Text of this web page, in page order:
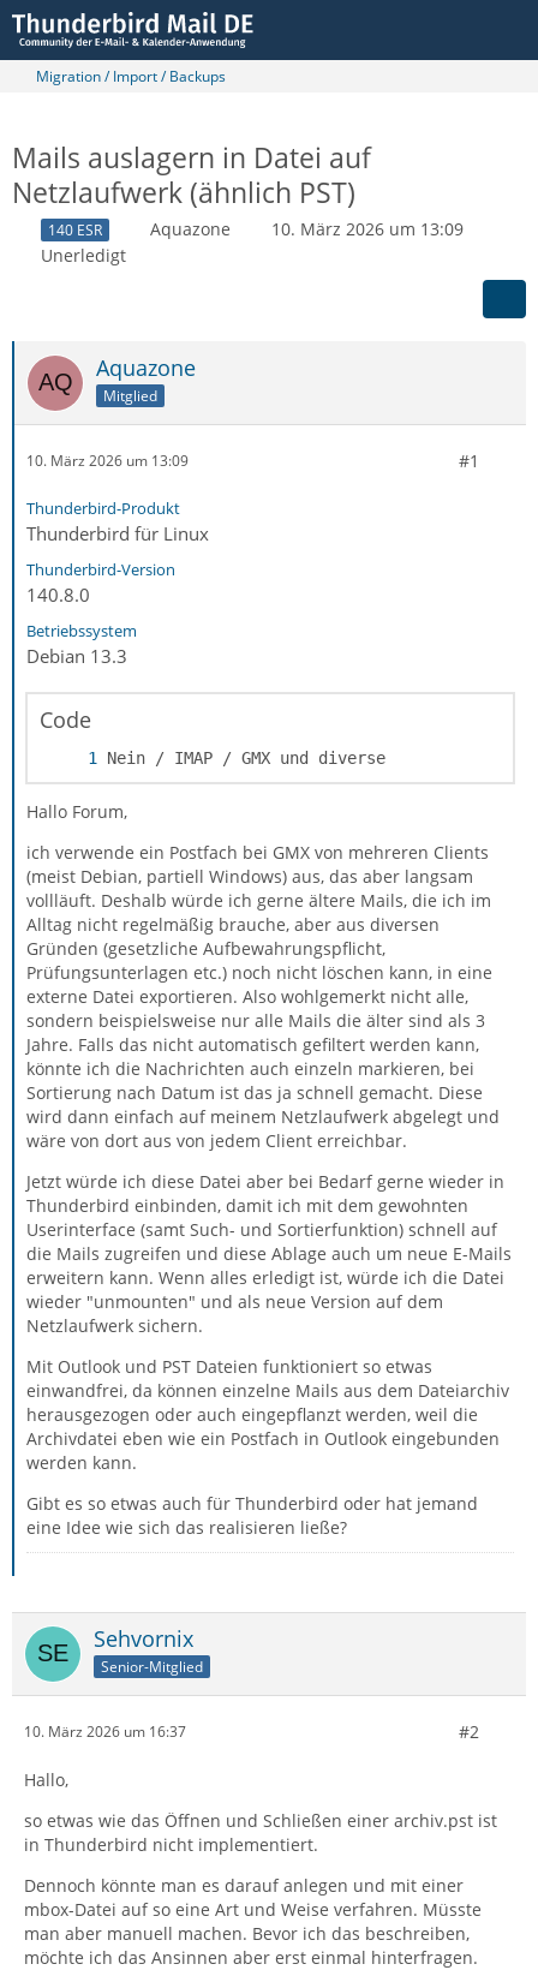
Migration / Import / Backups
Mails auslagern in Datei auf
Netzlaufwerk (ähnlich PST)
140 ESR Aquazone
10. März 2026 um 13:09
Unerledigt
Aquazone
Mitglied
10. März 2026 um 13:09 #1
Thunderbird-Produkt
Thunderbird für Linux
Thunderbird-Version
140.8.0
Betriebssystem
Debian 13.3
Code
Nein / IMAP / GMX und diverse
Hallo Forum,
ich verwende ein Postfach bei GMX von mehreren Clients
(meist Debian, partiell Windows) aus, das aber langsam
vollläuft. Deshalb würde ich gerne ältere Mails, die ich im
Alltag nicht regelmäßig brauche, aber aus diversen
Gründen (gesetzliche Aufbewahrungspflicht,
Prüfungsunterlagen etc.) noch nicht löschen kann, in eine
externe Datei exportieren. Also wohlgemerkt nicht alle,
sondern beispielsweise nur alle Mails die älter sind als 3
Jahre. Falls das nicht automatisch gefiltert werden kann,
könnte ich die Nachrichten auch einzeln markieren, bei
Sortierung nach Datum ist das ja schnell gemacht. Diese
wird dann einfach auf meinem Netzlaufwerk abgelegt und
wäre von dort aus von jedem Client erreichbar.
Jetzt würde ich diese Datei aber bei Bedarf gerne wieder in
Thunderbird einbinden, damit ich mit dem gewohnten
Userinterface (samt Such- und Sortierfunktion) schnell auf
die Mails zugreifen und diese Ablage auch um neue E-Mails
erweitern kann. Wenn alles erledigt ist, würde ich die Datei
wieder "unmounten" und als neue Version auf dem
Netzlaufwerk sichern.
Mit Outlook und PST Dateien funktioniert so etwas
einwandfrei, da können einzelne Mails aus dem Dateiarchiv
herausgezogen oder auch eingepflanzt werden, weil die
Archivdatei eben wie ein Postfach in Outlook eingebunden
werden kann.
Gibt es so etwas auch für Thunderbird oder hat jemand
eine Idee wie sich das realisieren ließe?
Sehvornix
Senior-Mitglied
10. März 2026 um 16:37 #2
Hallo,
so etwas wie das Öffnen und Schließen einer archiv.pst ist
in Thunderbird nicht implementiert.
Dennoch könnte man es darauf anlegen und mit einer
mbox-Datei auf so eine Art und Weise verfahren. Müsste
man aber manuell machen. Bevor ich das beschreiben,
möchte ich das Ansinnen aber erst einmal hinterfragen.